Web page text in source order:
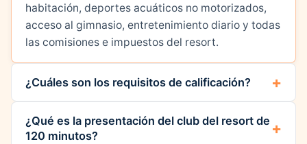
habitación, deportes acuáticos no motorizados,
acceso al gimnasio, entretenimiento diario y todas
las comisiones e impuestos del resort.
¿Cuáles son los requisitos de calificación?
¿Qué es la presentación del club del resort de
120 minutos?